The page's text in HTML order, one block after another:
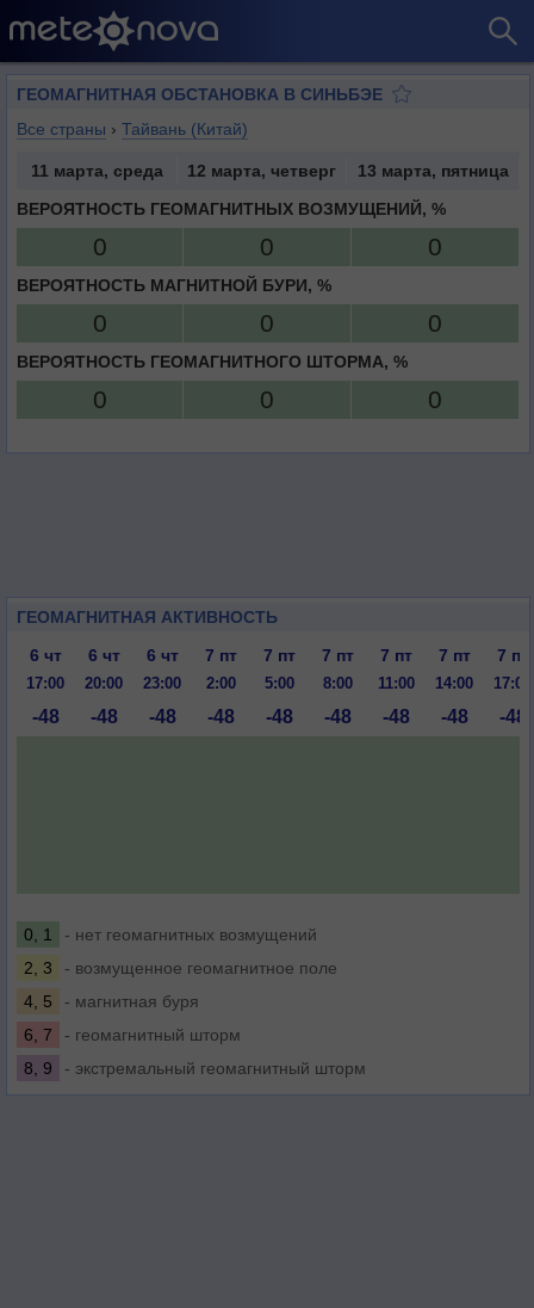
ГЕОМАГНИТНАЯ ОБСТАНОВКА В СИНЬБЭЕ
Все страны › Тайвань (Китай)
11 марта, среда 12 марта, четверг
13 марта, пятница
ВЕРОЯТНОСТЬ ГЕОМАГНИТНЫХ ВОЗМУЩЕНИЙ, %
0 0 0
ВЕРОЯТНОСТЬ МАГНИТНОЙ БУРИ, %
0 0 0
ВЕРОЯТНОСТЬ ГЕОМАГНИТНОГО ШТОРМА, %
0 0 0
ГЕОМАГНИТНАЯ АКТИВНОСТЬ
6 чт
6 чт 6 чт 7 пт 7 пт 7 пт 7 пт 7 пт 7 пт
17:00 20:00 23:00 2:00 5:00 8:00 11:00 14:00 17:00
-48 -48 -48 -48 -48 -48 -48 -48 -48
0, 1
- нет геомагнитных возмущений
2, 3
- возмущенное геомагнитное поле
4, 5
- магнитная буря
6, 7
- геомагнитный шторм
8, 9
- экстремальный геомагнитный шторм